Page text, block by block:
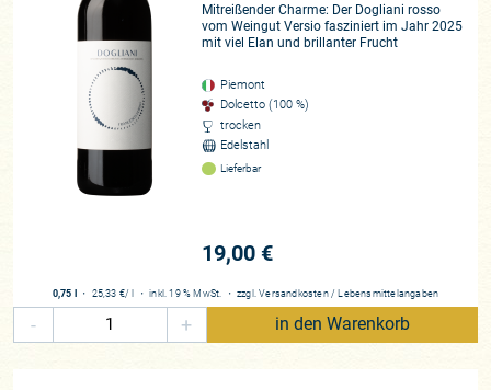
Mitreißender Charme: Der Dogliani rosso
vom Weingut Versio fasziniert im Jahr 2025
mit viel Elan und brillanter Frucht
Piemont
Dolcetto (100 %)
trocken
Edelstahl
Lieferbar
19,00 €
0,75 l ・ 25,33 €/ l ・inkl. 19 % MwSt. ・ zzgl.Versandkosten / Lebensmittelangaben
- + in den Warenkorb